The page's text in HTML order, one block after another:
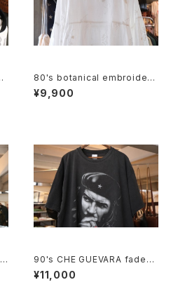
80's botanical embroidere
d Indian cotton pullover Bl
ouse
¥9,900
90's CHE GUEVARA fade-b
lack cotton photo print Te
e
¥11,000